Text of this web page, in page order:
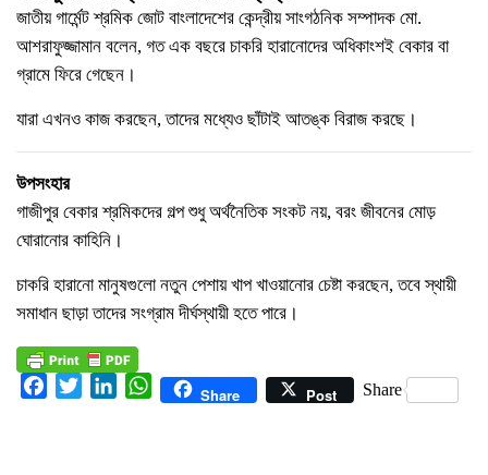
জাতীয় গার্মেন্ট শ্রমিক জোট বাংলাদেশের কেন্দ্রীয় সাংগঠনিক সম্পাদক মো.
আশরাফুজ্জামান বলেন, গত এক বছরে চাকরি হারানোদের অধিকাংশই বেকার বা
গ্রামে ফিরে গেছেন।
যারা এখনও কাজ করছেন, তাদের মধ্যেও ছাঁটাই আতঙ্ক বিরাজ করছে।
উপসংহার
গাজীপুর বেকার শ্রমিকদের গল্প শুধু অর্থনৈতিক সংকট নয়, বরং জীবনের মোড়
ঘোরানোর কাহিনি।
চাকরি হারানো মানুষগুলো নতুন পেশায় খাপ খাওয়ানোর চেষ্টা করছেন, তবে স্থায়ী
সমাধান ছাড়া তাদের সংগ্রাম দীর্ঘস্থায়ী হতে পারে।
FacebookTwitterLinkedInWhatsAppShare Post Share